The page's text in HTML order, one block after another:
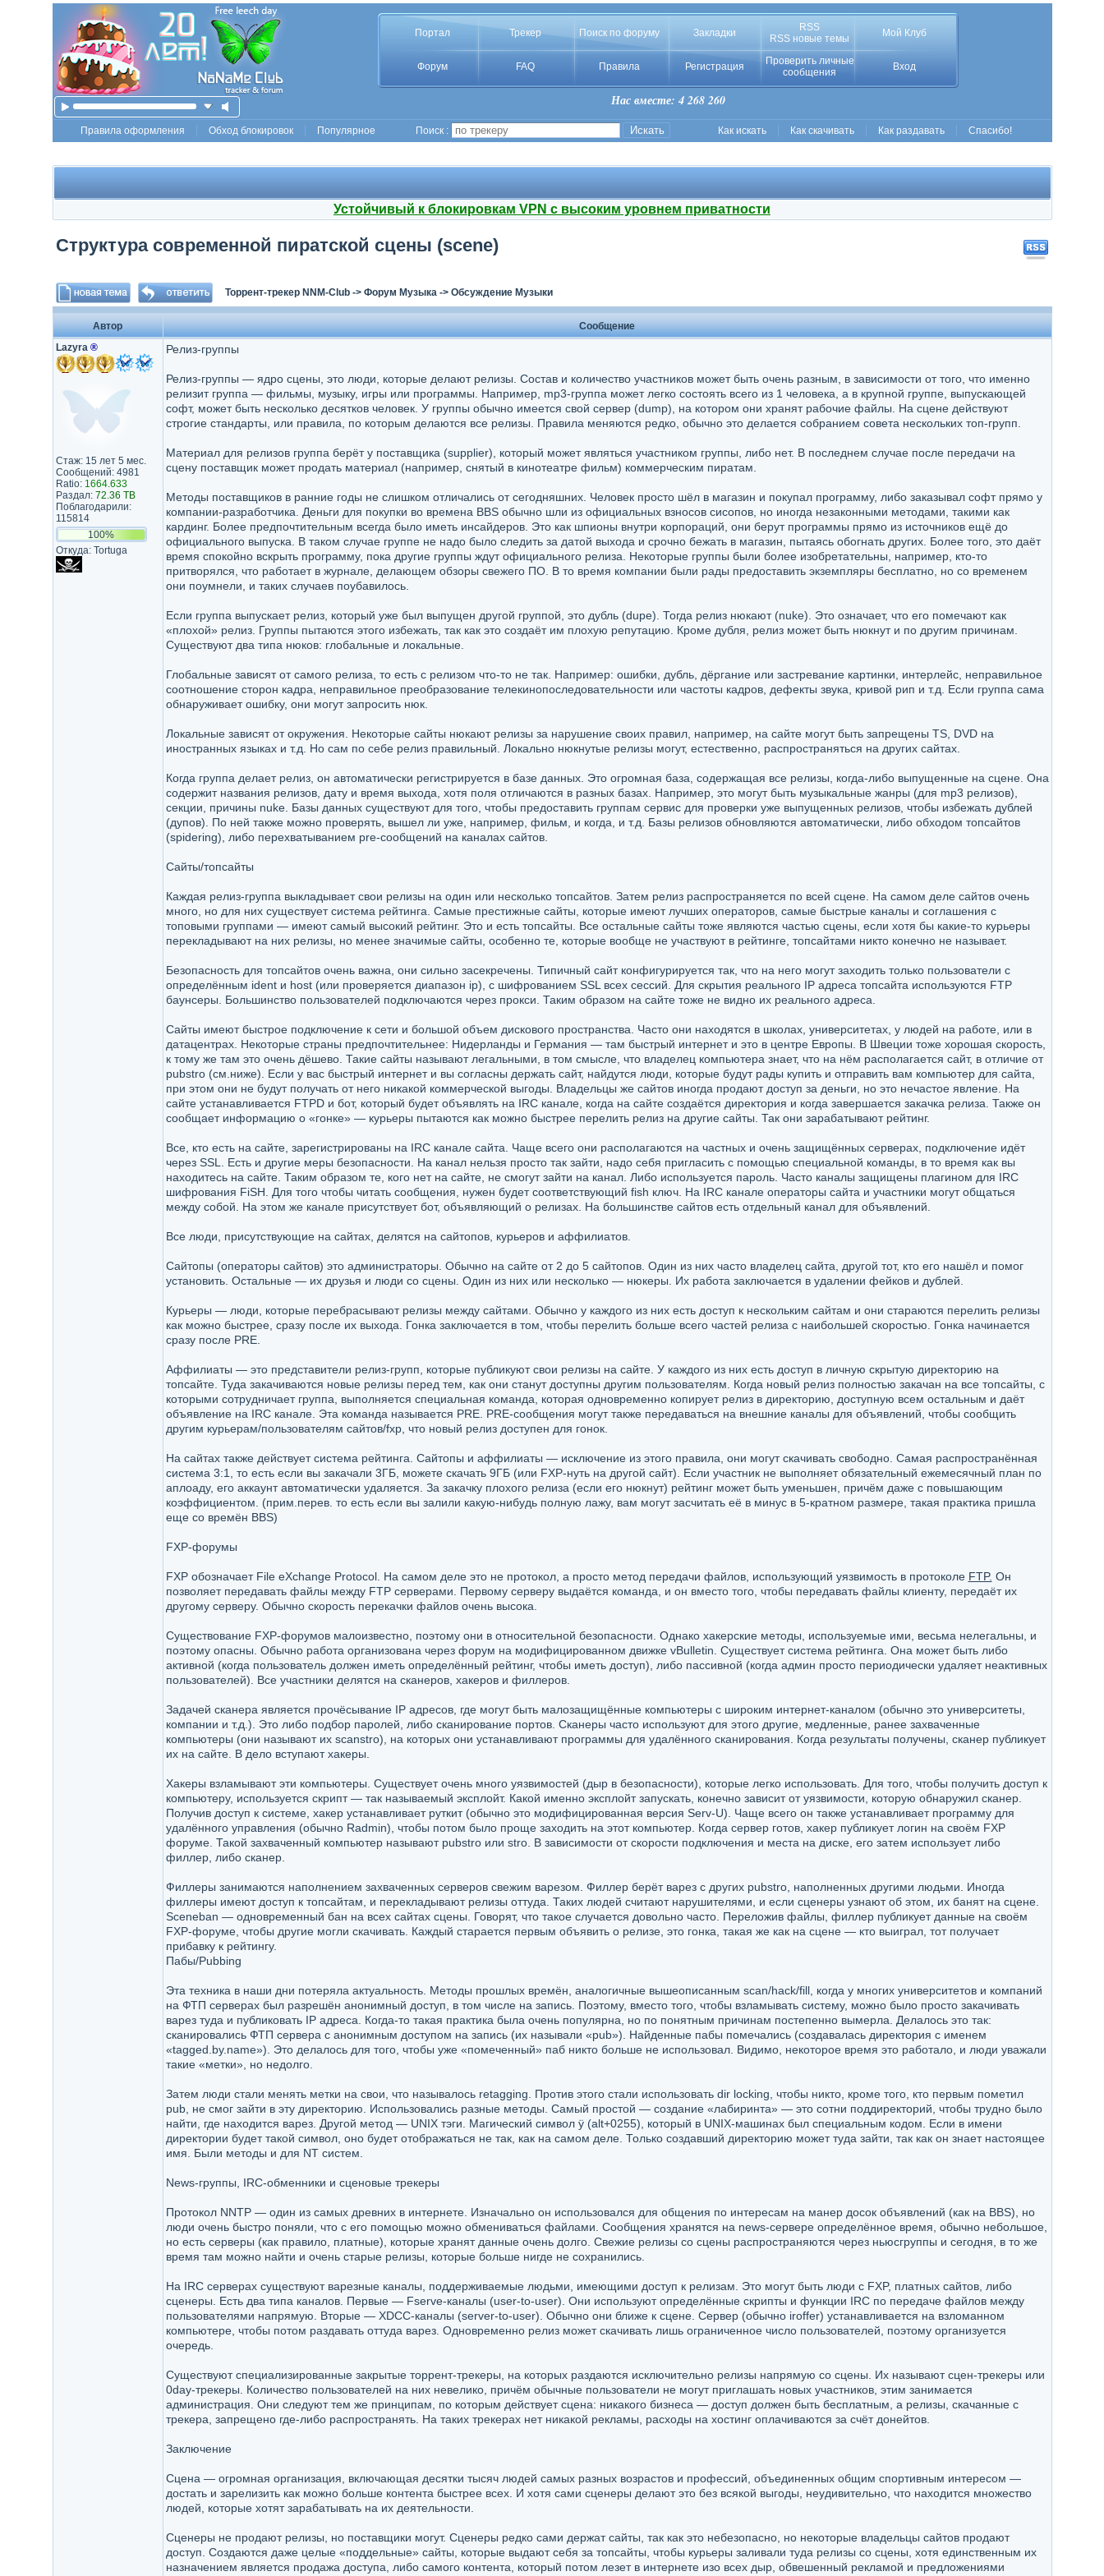
Портал Трекер Поиск по форуму Закладки
RSS
RSS новые темы
Мой Клуб
Форум FAQ Правила Регистрация
Проверить личные
сообщения
Вход
Нас вместе: 4 268 260
Правила оформления Обход блокировок Популярное Поиск : Как искать Как скачивать Как раздавать Спасибо!
Устойчивый к блокировкам VPN с высоким уровнем приватности
Структура современной пиратской сцены (scene)
Торрент-трекер NNM-Club-> Форум Музыка-> Обсуждение Музыки
Автор
Сообщение
Lazyra ®
Стаж: 15 лет 5 мес.
Сообщений: 4981
Ratio: 1664.633
Раздал: 72.36 TB
Поблагодарили:
115814
100%
Откуда: Tortuga
Релиз-группы
Релиз-группы — ядро сцены, это люди, которые делают релизы. Состав и количество участников может быть очень разным, в зависимости от того, что именно
релизит группа — фильмы, музыку, игры или программы. Например, mp3-группа может легко состоять всего из 1 человека, а в крупной группе, выпускающей
софт, может быть несколько десятков человек. У группы обычно имеется свой сервер (dump), на котором они хранят рабочие файлы. На сцене действуют
строгие стандарты, или правила, по которым делаются все релизы. Правила меняются редко, обычно это делается собранием совета нескольких топ-групп.
Материал для релизов группа берёт у поставщика (supplier), который может являться участником группы, либо нет. В последнем случае после передачи на
сцену поставщик может продать материал (например, снятый в кинотеатре фильм) коммерческим пиратам.
Методы поставщиков в ранние годы не слишком отличались от сегодняшних. Человек просто шёл в магазин и покупал программу, либо заказывал софт прямо у
компании-разработчика. Деньги для покупки во времена BBS обычно шли из официальных взносов сисопов, но иногда незаконными методами, такими как
кардинг. Более предпочтительным всегда было иметь инсайдеров. Это как шпионы внутри корпораций, они берут программы прямо из источников ещё до
официального выпуска. В таком случае группе не надо было следить за датой выхода и срочно бежать в магазин, пытаясь обогнать других. Более того, это даёт
время спокойно вскрыть программу, пока другие группы ждут официального релиза. Некоторые группы были более изобретательны, например, кто-то
притворялся, что работает в журнале, делающем обзоры свежего ПО. В то время компании были рады предоставить экземпляры бесплатно, но со временем
они поумнели, и таких случаев поубавилось.
Если группа выпускает релиз, который уже был выпущен другой группой, это дубль (dupe). Тогда релиз нюкают (nuke). Это означает, что его помечают как
«плохой» релиз. Группы пытаются этого избежать, так как это создаёт им плохую репутацию. Кроме дубля, релиз может быть нюкнут и по другим причинам.
Существуют два типа нюков: глобальные и локальные.
Глобальные зависят от самого релиза, то есть с релизом что-то не так. Например: ошибки, дубль, дёргание или застревание картинки, интерлейс, неправильное
соотношение сторон кадра, неправильное преобразование телекинопоследовательности или частоты кадров, дефекты звука, кривой рип и т.д. Если группа сама
обнаруживает ошибку, они могут запросить нюк.
Локальные зависят от окружения. Некоторые сайты нюкают релизы за нарушение своих правил, например, на сайте могут быть запрещены TS, DVD на
иностранных языках и т.д. Но сам по себе релиз правильный. Локально нюкнутые релизы могут, естественно, распространяться на других сайтах.
Когда группа делает релиз, он автоматически регистрируется в базе данных. Это огромная база, содержащая все релизы, когда-либо выпущенные на сцене. Она
содержит названия релизов, дату и время выхода, хотя поля отличаются в разных базах. Например, это могут быть музыкальные жанры (для mp3 релизов),
секции, причины nuke. Базы данных существуют для того, чтобы предоставить группам сервис для проверки уже выпущенных релизов, чтобы избежать дублей
(дупов). По ней также можно проверять, вышел ли уже, например, фильм, и когда, и т.д. Базы релизов обновляются автоматически, либо обходом топсайтов
(spidering), либо перехватыванием pre-сообщений на каналах сайтов.
Сайты/топсайты
Каждая релиз-группа выкладывает свои релизы на один или несколько топсайтов. Затем релиз распространяется по всей сцене. На самом деле сайтов очень
много, но для них существует система рейтинга. Самые престижные сайты, которые имеют лучших операторов, самые быстрые каналы и соглашения с
топовыми группами — имеют самый высокий рейтинг. Это и есть топсайты. Все остальные сайты тоже являются частью сцены, если хотя бы какие-то курьеры
перекладывают на них релизы, но менее значимые сайты, особенно те, которые вообще не участвуют в рейтинге, топсайтами никто конечно не называет.
Безопасность для топсайтов очень важна, они сильно засекречены. Типичный сайт конфигурируется так, что на него могут заходить только пользователи с
определённым ident и host (или проверяется диапазон ip), с шифрованием SSL всех сессий. Для скрытия реального IP адреса топсайта используются FTP
баунсеры. Большинство пользователей подключаются через прокси. Таким образом на сайте тоже не видно их реального адреса.
Сайты имеют быстрое подключение к сети и большой объем дискового пространства. Часто они находятся в школах, университетах, у людей на работе, или в
датацентрах. Некоторые страны предпочтительнее: Нидерланды и Германия — там быстрый интернет и это в центре Европы. В Швеции тоже хорошая скорость,
к тому же там это очень дёшево. Такие сайты называют легальными, в том смысле, что владелец компьютера знает, что на нём располагается сайт, в отличие от
pubstro (см.ниже). Если у вас быстрый интернет и вы согласны держать сайт, найдутся люди, которые будут рады купить и отправить вам компьютер для сайта,
при этом они не будут получать от него никакой коммерческой выгоды. Владельцы же сайтов иногда продают доступ за деньги, но это нечастое явление. На
сайте устанавливается FTPD и бот, который будет объявлять на IRC канале, когда на сайте создаётся директория и когда завершается закачка релиза. Также он
сообщает информацию о «гонке» — курьеры пытаются как можно быстрее перелить релиз на другие сайты. Так они зарабатывают рейтинг.
Все, кто есть на сайте, зарегистрированы на IRC канале сайта. Чаще всего они располагаются на частных и очень защищённых серверах, подключение идёт
через SSL. Есть и другие меры безопасности. На канал нельзя просто так зайти, надо себя пригласить с помощью специальной команды, в то время как вы
находитесь на сайте. Таким образом те, кого нет на сайте, не смогут зайти на канал. Либо используется пароль. Часто каналы защищены плагином для IRC
шифрования FiSH. Для того чтобы читать сообщения, нужен будет соответствующий fish ключ. На IRC канале операторы сайта и участники могут общаться
между собой. На этом же канале присутствует бот, объявляющий о релизах. На большинстве сайтов есть отдельный канал для объявлений.
Все люди, присутствующие на сайтах, делятся на сайтопов, курьеров и аффилиатов.
Сайтопы (операторы сайтов) это администраторы. Обычно на сайте от 2 до 5 сайтопов. Один из них часто владелец сайта, другой тот, кто его нашёл и помог
установить. Остальные — их друзья и люди со сцены. Один из них или несколько — нюкеры. Их работа заключается в удалении фейков и дублей.
Курьеры — люди, которые перебрасывают релизы между сайтами. Обычно у каждого из них есть доступ к нескольким сайтам и они стараются перелить релизы
как можно быстрее, сразу после их выхода. Гонка заключается в том, чтобы перелить больше всего частей релиза с наибольшей скоростью. Гонка начинается
сразу после PRE.
Аффилиаты — это представители релиз-групп, которые публикуют свои релизы на сайте. У каждого из них есть доступ в личную скрытую директорию на
топсайте. Туда закачиваются новые релизы перед тем, как они станут доступны другим пользователям. Когда новый релиз полностью закачан на все топсайты, с
которыми сотрудничает группа, выполняется специальная команда, которая одновременно копирует релиз в директорию, доступную всем остальным и даёт
объявление на IRC канале. Эта команда называется PRE. PRE-сообщения могут также передаваться на внешние каналы для объявлений, чтобы сообщить
другим курьерам/пользователям сайтов/fxp, что новый релиз доступен для гонок.
На сайтах также действует система рейтинга. Сайтопы и аффилиаты — исключение из этого правила, они могут скачивать свободно. Самая распространённая
система 3:1, то есть если вы закачали 3ГБ, можете скачать 9ГБ (или FXP-нуть на другой сайт). Если участник не выполняет обязательный ежемесячный план по
аплоаду, его аккаунт автоматически удаляется. За закачку плохого релиза (если его нюкнут) рейтинг может быть уменьшен, причём даже с повышающим
коэффициентом. (прим.перев. то есть если вы залили какую-нибудь полную лажу, вам могут засчитать её в минус в 5-кратном размере, такая практика пришла
еще со времён BBS)
FXP-форумы
FXP обозначает File eXchange Protocol. На самом деле это не протокол, а просто метод передачи файлов, использующий уязвимость в протоколе FTP. Он
позволяет передавать файлы между FTP серверами. Первому серверу выдаётся команда, и он вместо того, чтобы передавать файлы клиенту, передаёт их
другому серверу. Обычно скорость перекачки файлов очень высока.
Существование FXP-форумов малоизвестно, поэтому они в относительной безопасности. Однако хакерские методы, используемые ими, весьма нелегальны, и
поэтому опасны. Обычно работа организована через форум на модифицированном движке vBulletin. Существует система рейтинга. Она может быть либо
активной (когда пользователь должен иметь определённый рейтинг, чтобы иметь доступ), либо пассивной (когда админ просто периодически удаляет неактивных
пользователей). Все участники делятся на сканеров, хакеров и филлеров.
Задачей сканера является прочёсывание IP адресов, где могут быть малозащищённые компьютеры с широким интернет-каналом (обычно это университеты,
компании и т.д.). Это либо подбор паролей, либо сканирование портов. Сканеры часто используют для этого другие, медленные, ранее захваченные
компьютеры (они называют их scanstro), на которых они устанавливают программы для удалённого сканирования. Когда результаты получены, сканер публикует
их на сайте. В дело вступают хакеры.
Хакеры взламывают эти компьютеры. Существует очень много уязвимостей (дыр в безопасности), которые легко использовать. Для того, чтобы получить доступ к
компьютеру, используется скрипт — так называемый эксплойт. Какой именно эксплойт запускать, конечно зависит от уязвимости, которую обнаружил сканер.
Получив доступ к системе, хакер устанавливает руткит (обычно это модифицированная версия Serv-U). Чаще всего он также устанавливает программу для
удалённого управления (обычно Radmin), чтобы потом было проще заходить на этот компьютер. Когда сервер готов, хакер публикует логин на своём FXP
форуме. Такой захваченный компьютер называют pubstro или stro. В зависимости от скорости подключения и места на диске, его затем использует либо
филлер, либо сканер.
Филлеры занимаются наполнением захваченных серверов свежим варезом. Филлер берёт варез с других pubstro, наполненных другими людьми. Иногда
филлеры имеют доступ к топсайтам, и перекладывают релизы оттуда. Таких людей считают нарушителями, и если сценеры узнают об этом, их банят на сцене.
Sceneban — одновременный бан на всех сайтах сцены. Говорят, что такое случается довольно часто. Переложив файлы, филлер публикует данные на своём
FXP-форуме, чтобы другие могли скачивать. Каждый старается первым объявить о релизе, это гонка, такая же как на сцене — кто выиграл, тот получает
прибавку к рейтингу.
Пабы/Pubbing
Эта техника в наши дни потеряла актуальность. Методы прошлых времён, аналогичные вышеописанным scan/hack/fill, когда у многих университетов и компаний
на ФТП серверах был разрешён анонимный доступ, в том числе на запись. Поэтому, вместо того, чтобы взламывать систему, можно было просто закачивать
варез туда и публиковать IP адреса. Когда-то такая практика была очень популярна, но по понятным причинам постепенно вымерла. Делалось это так:
сканировались ФТП сервера с анонимным доступом на запись (их называли «pub»). Найденные пабы помечались (создавалась директория с именем
«tagged.by.name»). Это делалось для того, чтобы уже «помеченный» паб никто больше не использовал. Видимо, некоторое время это работало, и люди уважали
такие «метки», но недолго.
Затем люди стали менять метки на свои, что называлось retagging. Против этого стали использовать dir locking, чтобы никто, кроме того, кто первым пометил
pub, не смог зайти в эту директорию. Использовались разные методы. Самый простой — создание «лабиринта» — это сотни поддиректорий, чтобы трудно было
найти, где находится варез. Другой метод — UNIX тэги. Магический символ ÿ (alt+0255), который в UNIX-машинах был специальным кодом. Если в имени
директории будет такой символ, оно будет отображаться не так, как на самом деле. Только создавший директорию может туда зайти, так как он знает настоящее
имя. Были методы и для NT систем.
News-группы, IRC-обменники и сценовые трекеры
Протокол NNTP — один из самых древних в интернете. Изначально он использовался для общения по интересам на манер досок объявлений (как на BBS), но
люди очень быстро поняли, что с его помощью можно обмениваться файлами. Сообщения хранятся на news-сервере определённое время, обычно небольшое,
но есть серверы (как правило, платные), которые хранят данные очень долго. Свежие релизы со сцены распространяются через ньюсгруппы и сегодня, в то же
время там можно найти и очень старые релизы, которые больше нигде не сохранились.
На IRC серверах существуют варезные каналы, поддерживаемые людьми, имеющими доступ к релизам. Это могут быть люди с FXP, платных сайтов, либо
сценеры. Есть два типа каналов. Первые — Fserve-каналы (user-to-user). Они используют определённые скрипты и функции IRC по передаче файлов между
пользователями напрямую. Вторые — XDCC-каналы (server-to-user). Обычно они ближе к сцене. Сервер (обычно iroffer) устанавливается на взломанном
компьютере, чтобы потом раздавать оттуда варез. Одновременно релиз может скачивать лишь ограниченное число пользователей, поэтому организуется
очередь.
Существуют специализированные закрытые торрент-трекеры, на которых раздаются исключительно релизы напрямую со сцены. Их называют сцен-трекеры или
0day-трекеры. Количество пользователей на них невелико, причём обычные пользователи не могут приглашать новых участников, этим занимается
администрация. Они следуют тем же принципам, по которым действует сцена: никакого бизнеса — доступ должен быть бесплатным, а релизы, скачанные с
трекера, запрещено где-либо распространять. На таких трекерах нет никакой рекламы, расходы на хостинг оплачиваются за счёт донейтов.
Заключение
Сцена — огромная организация, включающая десятки тысяч людей самых разных возрастов и профессий, объединенных общим спортивным интересом —
достать и зарелизить как можно больше контента быстрее всех. И хотя сами сценеры делают это без всякой выгоды, неудивительно, что находится множество
людей, которые хотят зарабатывать на их деятельности.
Сценеры не продают релизы, но поставщики могут. Сценеры редко сами держат сайты, так как это небезопасно, но некоторые владельцы сайтов продают
доступ. Создаются даже целые «поддельные» сайты, которые выдают себя за топсайты, чтобы курьеры заливали туда релизы со сцены, хотя единственным их
назначением является продажа доступа, либо самого контента, который потом лезет в интернете изо всех дыр, обвешенный рекламой и предложениями